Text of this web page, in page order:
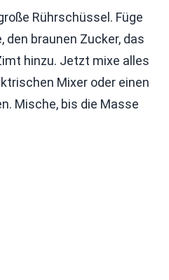
Rührschüssel. Füge
den braunen Zucker, das
hinzu. Jetzt mixe alles
Mixer oder einen
Mische, bis die Masse